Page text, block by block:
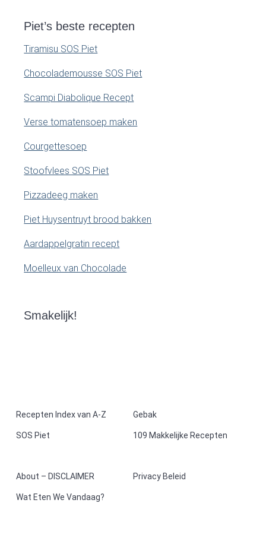
Piet’s beste recepten
Tiramisu SOS Piet
Chocolademousse SOS Piet
Scampi Diabolique Recept
Verse tomatensoep maken
Courgettesoep
Stoofvlees SOS Piet
Pizzadeeg maken
Piet Huysentruyt brood bakken
Aardappelgratin recept
Moelleux van Chocolade
Smakelijk!
Recepten Index van A-Z Gebak
SOS Piet 109 Makkelijke Recepten
About – DISCLAIMER Privacy Beleid
Wat Eten We Vandaag?